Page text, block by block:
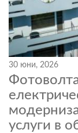
30 юни, 2026
услуги в